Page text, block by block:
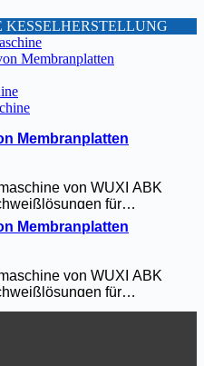
KESSELHERSTELLUNG
Membranplatten
Membranplatten
von WUXI ABK
für
Mit
SPS-gesteuertem Betrieb
wurde für das
Edelstahl und Legierungen
in Kraftwerken
Membranplatten
von WUXI ABK
für
Mit
SPS-gesteuertem Betrieb
Schweißqualität mit
wurde für das